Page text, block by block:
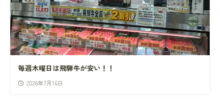
毎週木曜日は飛騨牛が安い！！
2026年7月16日